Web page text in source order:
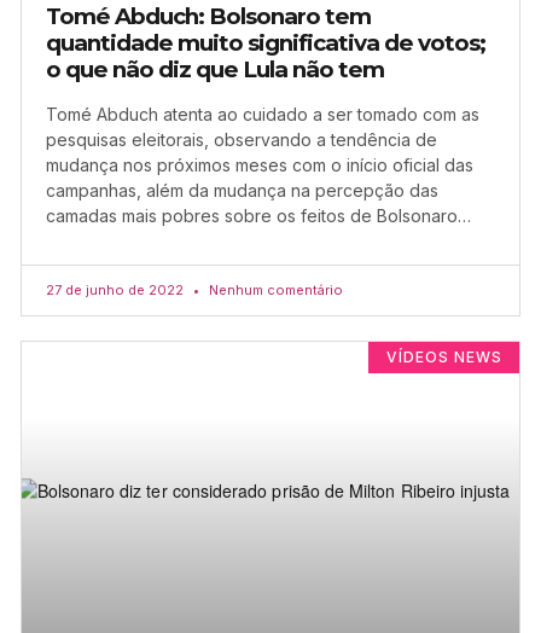
Tomé Abduch: Bolsonaro tem
quantidade muito significativa de votos;
o que não diz que Lula não tem
Tomé Abduch atenta ao cuidado a ser tomado com as
pesquisas eleitorais, observando a tendência de
mudança nos próximos meses com o início oficial das
campanhas, além da mudança na percepção das
camadas mais pobres sobre os feitos de Bolsonaro…
27 de junho de 2022 Nenhum comentário
VÍDEOS NEWS